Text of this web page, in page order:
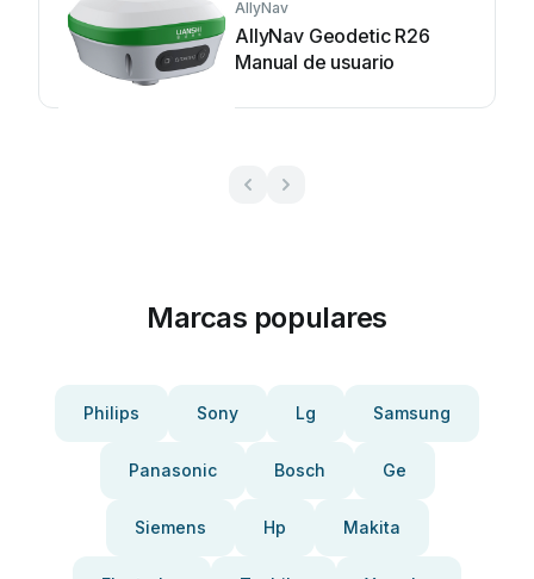
AllyNav
AllyNav Geodetic R26
Manual de usuario
Marcas populares
Philips Sony Lg Samsung
Panasonic Bosch Ge
Siemens Hp Makita